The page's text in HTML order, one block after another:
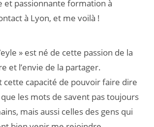
et passionnante formation à
à Lyon, et me voilà !
» est né de cette passion de la
et l’envie de la partager.
cette capacité de pouvoir faire dire
les mots de savent pas toujours
mais aussi celles des gens qui